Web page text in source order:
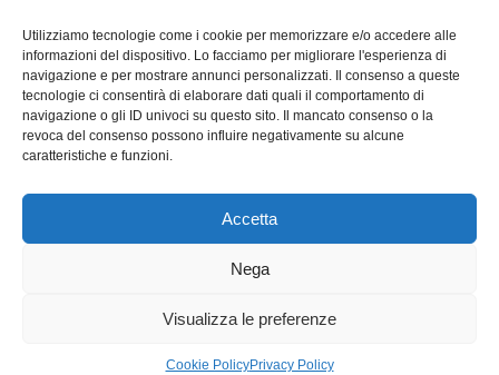
Utilizziamo tecnologie come i cookie per memorizzare e/o accedere alle
informazioni del dispositivo. Lo facciamo per migliorare l'esperienza di
navigazione e per mostrare annunci personalizzati. Il consenso a queste
tecnologie ci consentirà di elaborare dati quali il comportamento di
navigazione o gli ID univoci su questo sito. Il mancato consenso o la
revoca del consenso possono influire negativamente su alcune
caratteristiche e funzioni.
Accetta
Nega
Visualizza le preferenze
Cookie PolicyPrivacy Policy
RIMINI, LOLA STAR “ANTICIPA” IL PRIDE CON UNA
“PROMENADE” DI SPETTACOLI SUL LUNGOMARE DA
MAREBELLO A MIRAMARE
24 Luglio 2026
ROMA ACCENDE I RIFLETTORI SULL'ALTA MODA: IL
SOSTENIBILITA' E VISIONE INTERNAZIONALE
Privacy Policy
Cookie Policy